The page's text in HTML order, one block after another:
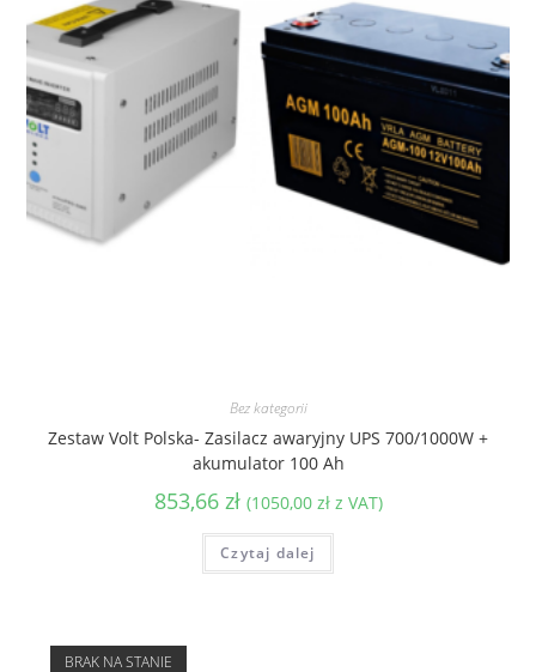
Bez kategorii
Zestaw Volt Polska- Zasilacz awaryjny UPS 700/1000W +
akumulator 100 Ah
853,66 zł (1050,00 złz VAT)
Czytaj dalej
BRAK NA STANIE